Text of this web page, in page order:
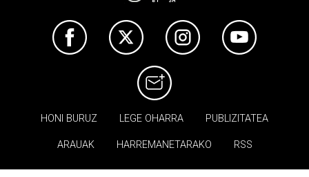
HONI BURUZ LEGE OHARRA PUBLIZITATEA
ARAUAK HARREMANETARAKO RSS